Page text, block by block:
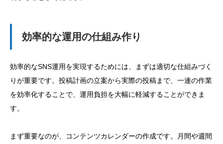
効率的な運用の仕組み作り
効率的なSNS運用を実現するためには、まずは適切な仕組みづく
りが重要です。投稿計画の立案から実際の投稿まで、一連の作業
を効率化することで、運用負担を大幅に軽減することができま
す。
まず重要なのが、コンテンツカレンダーの作成です。月間や週間